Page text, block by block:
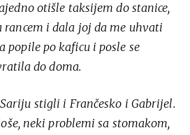
otišle taksijem do stanice,
rancem i dala joj da me uhvati
popile po kaficu i posle se
do doma.
stigli i Frančesko i Gabrijel.
neki problemi sa stomakom,